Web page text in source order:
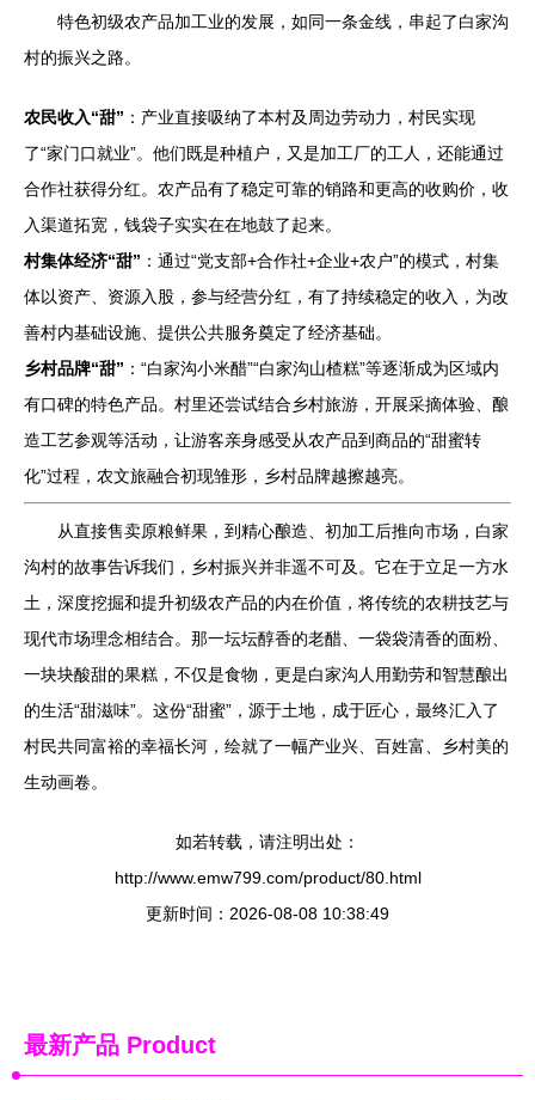
特色初级农产品加工业的发展，如同一条金线，串起了白家沟
村的振兴之路。
农民收入“甜” ：产业直接吸纳了本村及周边劳动力，村民实现
了“家门口就业”。他们既是种植户，又是加工厂的工人，还能通过
合作社获得分红。农产品有了稳定可靠的销路和更高的收购价，收
入渠道拓宽，钱袋子实实在在地鼓了起来。
村集体经济“甜” ：通过“党支部+合作社+企业+农户”的模式，村集
体以资产、资源入股，参与经营分红，有了持续稳定的收入，为改
善村内基础设施、提供公共服务奠定了经济基础。
乡村品牌“甜” ：“白家沟小米醋”“白家沟山楂糕”等逐渐成为区域内
有口碑的特色产品。村里还尝试结合乡村旅游，开展采摘体验、酿
造工艺参观等活动，让游客亲身感受从农产品到商品的“甜蜜转
化”过程，农文旅融合初现雏形，乡村品牌越擦越亮。
从直接售卖原粮鲜果，到精心酿造、初加工后推向市场，白家
沟村的故事告诉我们，乡村振兴并非遥不可及。它在于立足一方水
土，深度挖掘和提升初级农产品的内在价值，将传统的农耕技艺与
现代市场理念相结合。那一坛坛醇香的老醋、一袋袋清香的面粉、
一块块酸甜的果糕，不仅是食物，更是白家沟人用勤劳和智慧酿出
的生活“甜滋味”。这份“甜蜜”，源于土地，成于匠心，最终汇入了
村民共同富裕的幸福长河，绘就了一幅产业兴、百姓富、乡村美的
生动画卷。
如若转载，请注明出处：
http://www.emw799.com/product/80.html
更新时间：2026-08-08 10:38:49
最新产品 Product